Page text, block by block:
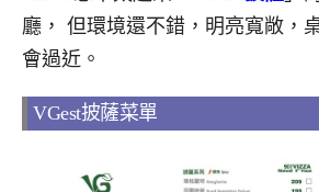
廳， 但環境還不錯，明亮寬敞，
會過近。
VGest披薩菜單